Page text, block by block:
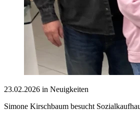
23.02.2026 in Neuigkeiten
Simone Kirschbaum besucht